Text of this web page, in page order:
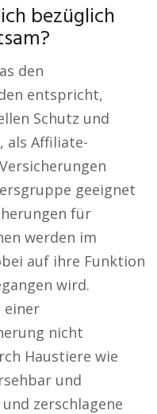
bezüglich
den
entspricht,
Schutz und
als Affiliate-
geeignet
für
werden im
auf ihre Funktion
wird.
einer
nicht
Haustiere wie
und
zerschlagene